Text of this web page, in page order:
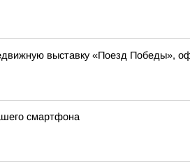
выставку «Поезд Победы»,
смартфона